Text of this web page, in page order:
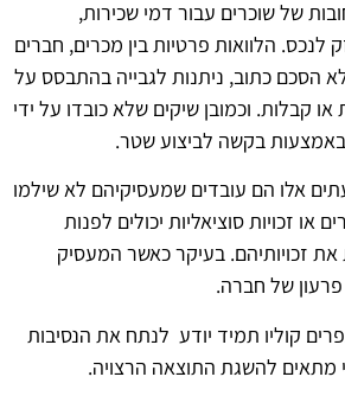
של שוכרים עבור דמי שכירות,
לנכס. הלוואות פרטיות בין מכרים, חברים
הסכם כתוב, ניתנות לגבייה בהתבסס על
או קבלות. וכמובן שיקים שלא כובדו על ידי
באמצעות בקשה לביצוע שטר.
אלו הם עובדים שמעסיקיהם לא שילמו
או זכויות סוציאליות יכולים לפנות
את זכויותיהם. בעיקר כאשר המעסיק
של חברה.
קוליו תמיד יודע לנתח את הנסיבות
מתאים להשגת התוצאה הרצויה.